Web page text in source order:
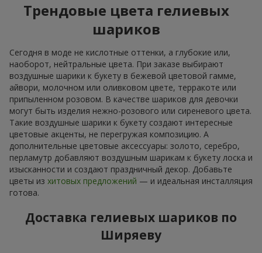
Трендовые цвета гелиевых
шариков
Сегодня в моде не кислотные оттенки, а глубокие или,
наоборот, нейтральные цвета. При заказе выбирают
воздушные шарики к букету в бежевой цветовой гамме,
айвори, молочном или оливковом цвете, терракоте или
припыленном розовом. В качестве шариков для девочки
могут быть изделия нежно-розового или сиреневого цвета.
Такие воздушные шарики к букету создают интересные
цветовые акценты, не перегружая композицию. А
дополнительные цветовые аксессуары: золото, серебро,
перламутр добавляют воздушным шарикам к букету лоска и
изысканности и создают праздничный декор. Добавьте
цветы из хитовых предложений — и идеальная инсталляция
готова.
Доставка гелиевых шариков по
Ширяеву